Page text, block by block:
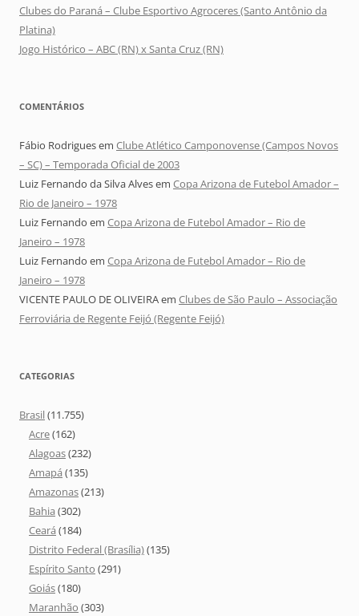
Clubes do Paraná – Clube Esportivo Agroceres (Santo Antônio da
Platina)
Jogo Histórico – ABC (RN) x Santa Cruz (RN)
COMENTÁRIOS
Fábio Rodriguesem Clube Atlético Camponovense (Campos Novos
– SC) – Temporada Oficial de 2003
Luiz Fernando da Silva Alvesem Copa Arizona de Futebol Amador –
Rio de Janeiro – 1978
Luiz Fernando em Copa Arizona de Futebol Amador – Rio de
Janeiro – 1978
Luiz Fernando em Copa Arizona de Futebol Amador – Rio de
Janeiro – 1978
VICENTE PAULO DE OLIVEIRAem Clubes de São Paulo – Associação
Ferroviária de Regente Feijó (Regente Feijó)
CATEGORIAS
Brasil(11.755)
Acre(162)
Alagoas(232)
Amapá (135)
Amazonas(213)
Bahia (302)
Ceará (184)
Distrito Federal (Brasília)(135)
Espírito Santo (291)
Goiás(180)
Maranhão (303)